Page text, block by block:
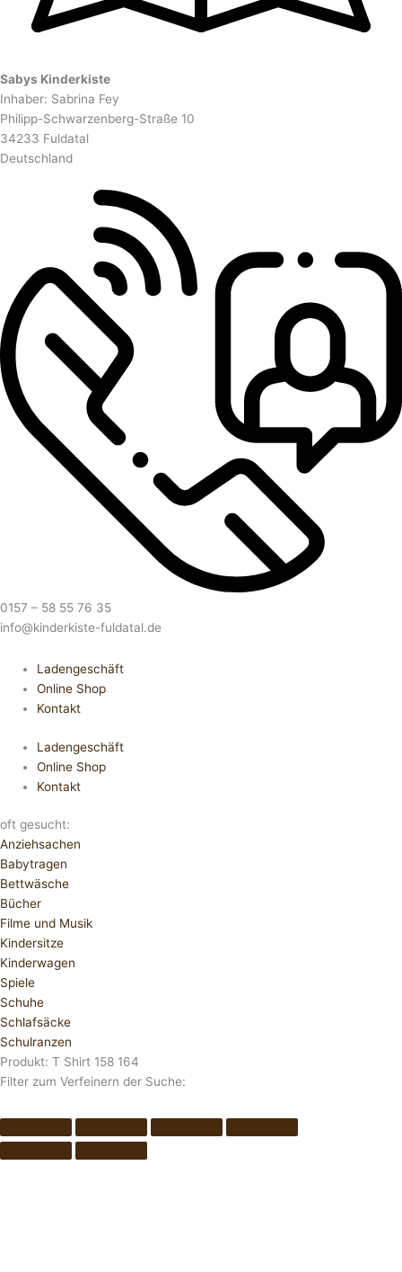
Sabys Kinderkiste
Inhaber: Sabrina Fey
Philipp-Schwarzenberg-Straße 10
34233 Fuldatal
Deutschland
0157 – 58 55 76 35
info@kinderkiste-fuldatal.de
Ladengeschäft
Online Shop
Kontakt
Ladengeschäft
Online Shop
Kontakt
oft gesucht:
Anziehsachen
Babytragen
Bettwäsche
Bücher
Filme und Musik
Kindersitze
Kinderwagen
Spiele
Schuhe
Schlafsäcke
Schulranzen
Produkt: T Shirt 158 164
Filter zum Verfeinern der Suche: